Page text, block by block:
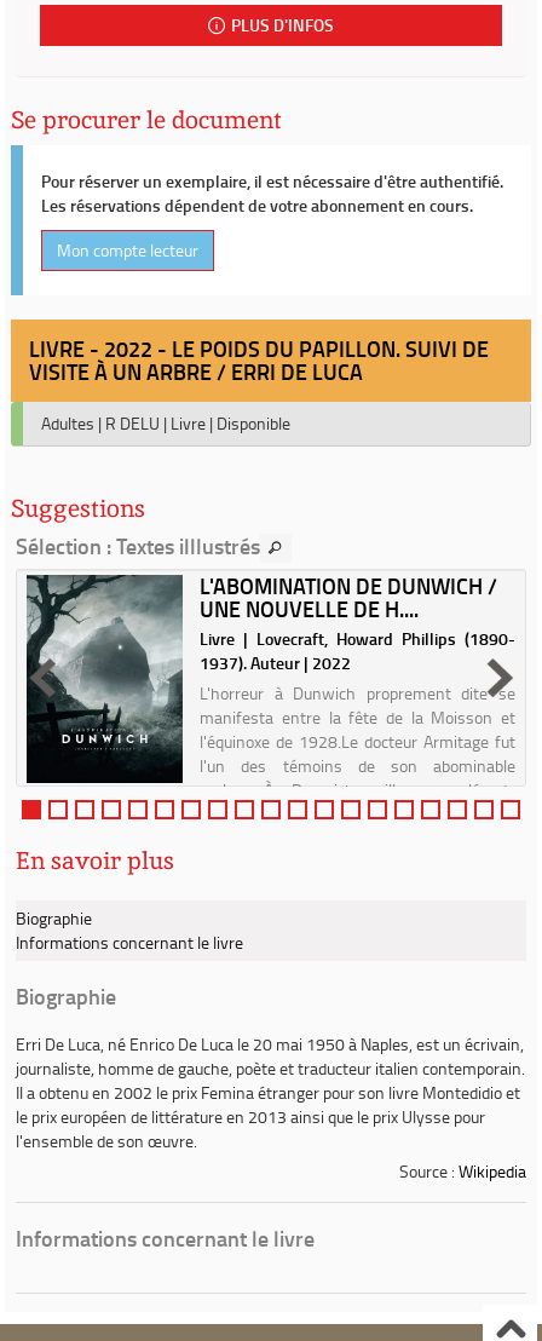
PLUS D'INFOS
Se procurer le document
Pour réserver un exemplaire, il est nécessaire d'être authentifié.
Les réservations dépendent de votre abonnement en cours.
Mon compte lecteur
LIVRE - 2022 - LE POIDS DU PAPILLON. SUIVI DE
VISITE À UN ARBRE / ERRI DE LUCA
Adultes | R DELU | Livre | Disponible
Suggestions
Sélection : Textes illlustrés
L'ABOMINATION DE DUNWICH /
UNE NOUVELLE DE H....
Livre | Lovecraft, Howard Phillips (1890-
1937). Auteur | 2022
L'horreur à Dunwich proprement dite se
manifesta entre la fête de la Moisson et
l'équinoxe de 1928.Le docteur Armitage fut
l'un des témoins de son abominable
prologue.À Dunwich, village reculé du
Massachusetts, perdu dans les prof...
En savoir plus
Biographie
Informations concernant le livre
Biographie
Erri De Luca, né Enrico De Luca le 20 mai 1950 à Naples, est un écrivain,
journaliste, homme de gauche, poète et traducteur italien contemporain.
Il a obtenu en 2002 le prix Femina étranger pour son livre Montedidioet
le prix européen de littérature en 2013 ainsi que le prix Ulysse pour
l'ensemble de son œuvre.
Source : Wikipedia
Informations concernant le livre